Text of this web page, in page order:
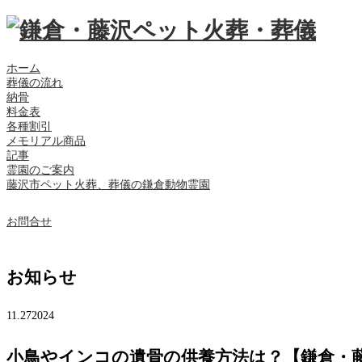
ホーム
葬儀の流れ
納骨
料金表
各種割引
メモリアル商品
記事
霊園のご案内
藤沢市ペット火葬、葬儀の鎌倉動物霊園
お問合せ
お知らせ
11.272024
小鳥やインコの遺骨の供養方法は？【鎌倉・